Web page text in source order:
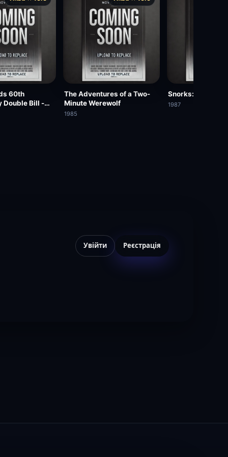
60th
Double Bill -
Sky / Terror
The Adventures of a Two-
Minute Werewolf
1985
Snorks: Bubbles
1987
Увійти Реєстрація